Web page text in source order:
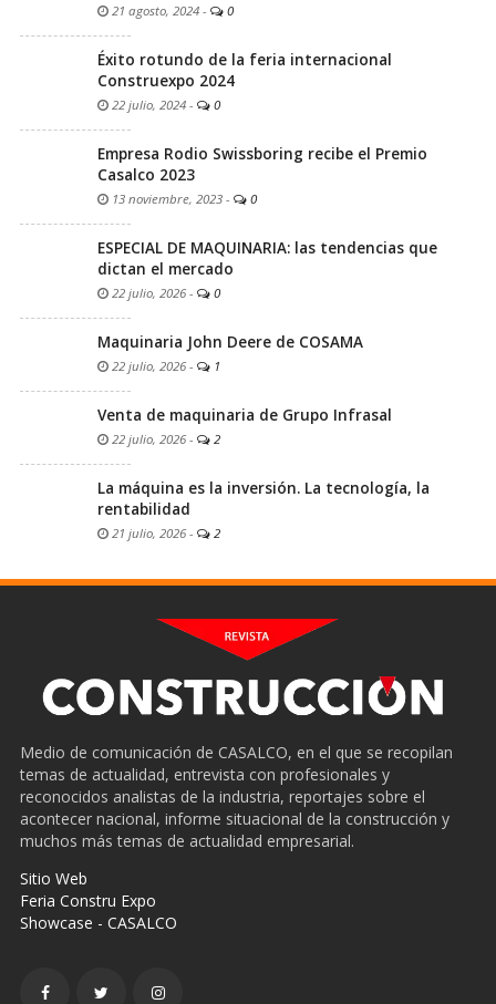
21 agosto, 2024 - 0
Éxito rotundo de la feria internacional
Construexpo 2024
22 julio, 2024 - 0
Empresa Rodio Swissboring recibe el Premio
Casalco 2023
13 noviembre, 2023 - 0
ESPECIAL DE MAQUINARIA: las tendencias que
dictan el mercado
22 julio, 2026 - 0
Maquinaria John Deere de COSAMA
22 julio, 2026 - 1
Venta de maquinaria de Grupo Infrasal
22 julio, 2026 - 2
La máquina es la inversión. La tecnología, la
rentabilidad
21 julio, 2026 - 2
Medio de comunicación de CASALCO, en el que se recopilan
temas de actualidad, entrevista con profesionales y
reconocidos analistas de la industria, reportajes sobre el
acontecer nacional, informe situacional de la construcción y
muchos más temas de actualidad empresarial.
Sitio Web
Feria Constru Expo
Showcase - CASALCO